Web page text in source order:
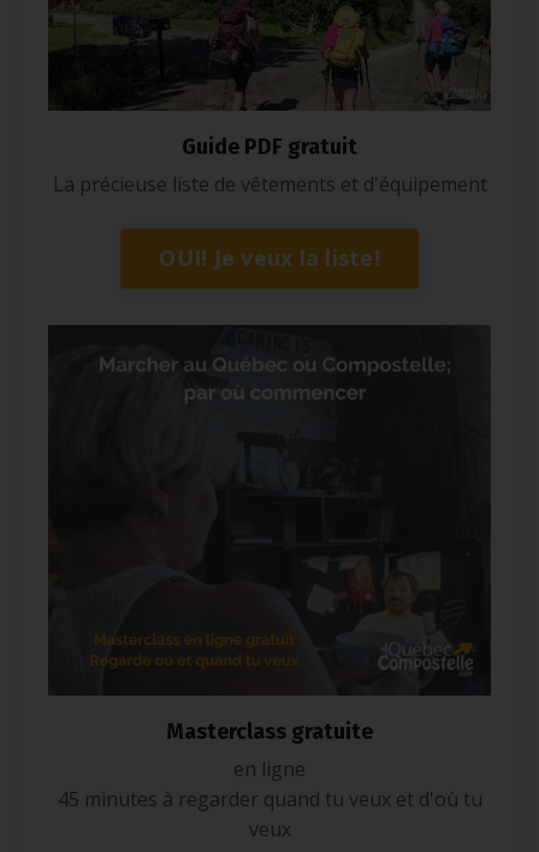
Guide PDF gratuit
La précieuse liste de vêtements et d'équipement
OUI! Je veux la liste!
Masterclass gratuite
en ligne
45 minutes à regarder quand tu veux et d'où tu
veux